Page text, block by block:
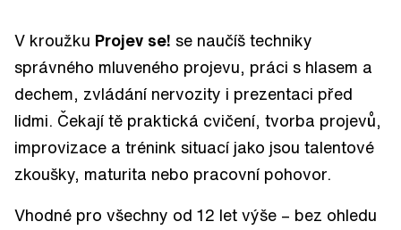
V kroužku Projev se! se naučíš techniky
správného mluveného projevu, práci s hlasem a
dechem, zvládání nervozity i prezentaci před
lidmi. Čekají tě praktická cvičení, tvorba projevů,
improvizace a trénink situací jako jsou talentové
zkoušky, maturita nebo pracovní pohovor.
Vhodné pro všechny od 12 let výše – bez ohledu